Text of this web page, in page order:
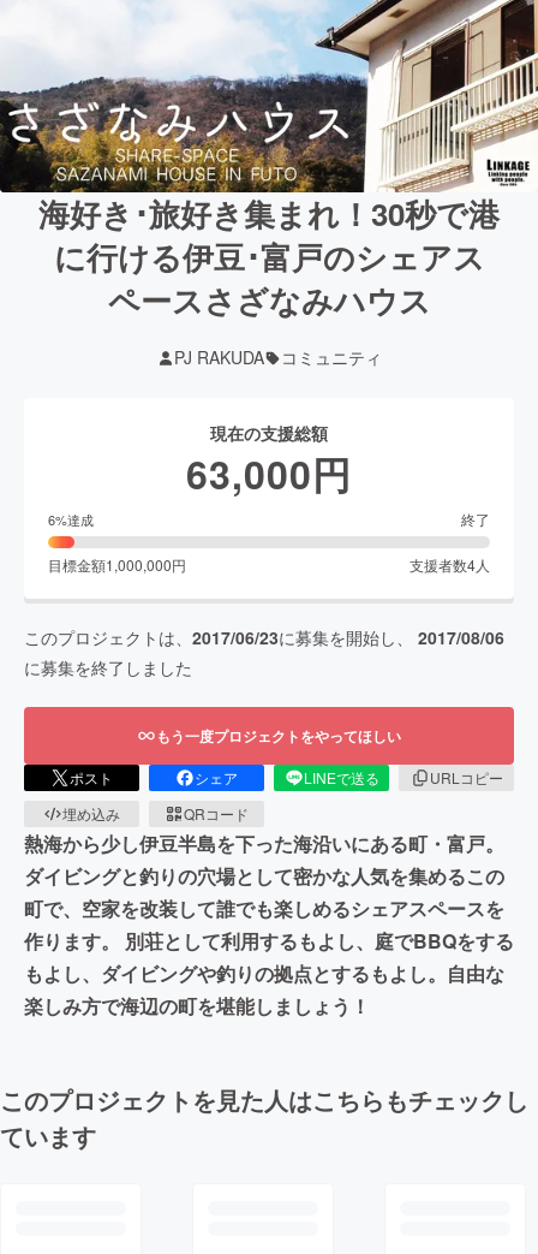
海好き･旅好き集まれ！30秒で港
に行ける伊豆･富戸のシェアス
ペースさざなみハウス
PJ RAKUDA コミュニティ
現在の支援総額
63,000円
6%達成 終了
目標金額1,000,000円 支援者数4人
このプロジェクトは、 2017/06/23に募集を開始し、 2017/08/06
に募集を終了しました
もう一度プロジェクトをやってほしい
ポスト シェア LINEで送る
URLコピー
埋め込み
QRコード
熱海から少し伊豆半島を下った海沿いにある町・富戸。
ダイビングと釣りの穴場として密かな人気を集めるこの
町で、空家を改装して誰でも楽しめるシェアスペースを
作ります。 別荘として利用するもよし、庭でBBQをする
もよし、ダイビングや釣りの拠点とするもよし。自由な
楽しみ方で海辺の町を堪能しましょう！
このプロジェクトを見た人はこちらもチェックし
ています